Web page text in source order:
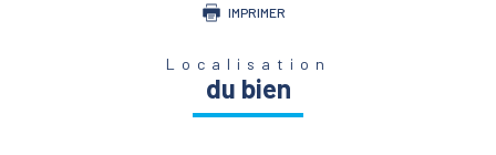
IMPRIMER
Localisation
du bien